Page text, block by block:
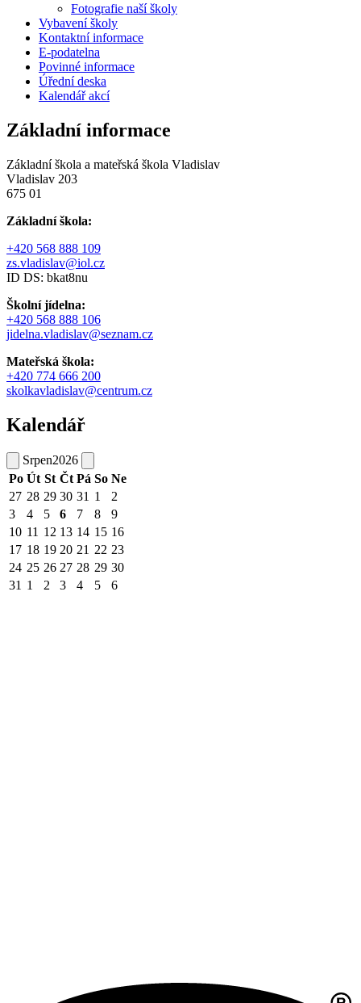
Fotografie naší školy
Vybavení školy
Kontaktní informace
E-podatelna
Povinné informace
Úřední deska
Kalendář akcí
Základní informace
Základní škola a mateřská škola Vladislav
Vladislav 203
675 01
Základní škola:
+420 568 888 109
zs.vladislav@iol.cz
ID DS: bkat8nu
Školní jídelna:
+420 568 888 106
jidelna.vladislav@seznam.cz
Mateřská škola:
+420 774 666 200
skolkavladislav@centrum.cz
Kalendář
Srpen2026
Po Út St Čt Pá So Ne
27 28 29 30 31 1
2
3
4 5 6 7 8
9
10 11 12 13 14 15 16
17 18 19 20 21 22 23
24 25 26 27 28 29 30
31 1 2 3 4 5 6